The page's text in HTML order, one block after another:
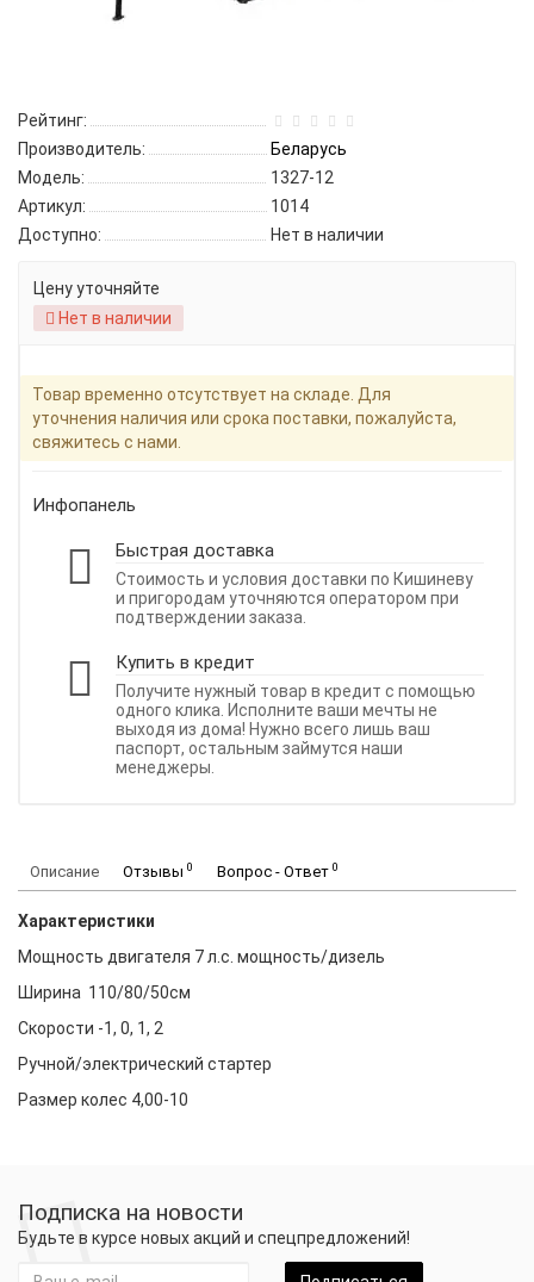
Рейтинг:
Производитель:
Беларусь
Модель:
1327-12
Артикул:
1014
Доступно:
Нет в наличии
Цену уточняйте
Нет в наличии
Товар временно отсутствует на складе. Для
уточнения наличия или срока поставки, пожалуйста,
свяжитесь с нами.
Инфопанель
Быстрая доставка
Стоимость и условия доставки по Кишиневу
и пригородам уточняются оператором при
подтверждении заказа.
Купить в кредит
Получите нужный товар в кредит с помощью
одного клика. Исполните ваши мечты не
выходя из дома! Нужно всего лишь ваш
паспорт, остальным займутся наши
менеджеры.
Описание Отзывы 0 Вопрос - Ответ 0
Характеристики
Мощность двигателя 7 л.с. мощность/дизель
Ширина 110/80/50см
Скорости -1, 0, 1, 2
Ручной/электрический стартер
Размер колес 4,00-10
Подписка на новости
Будьте в курсе новых акций и спецпредложений!